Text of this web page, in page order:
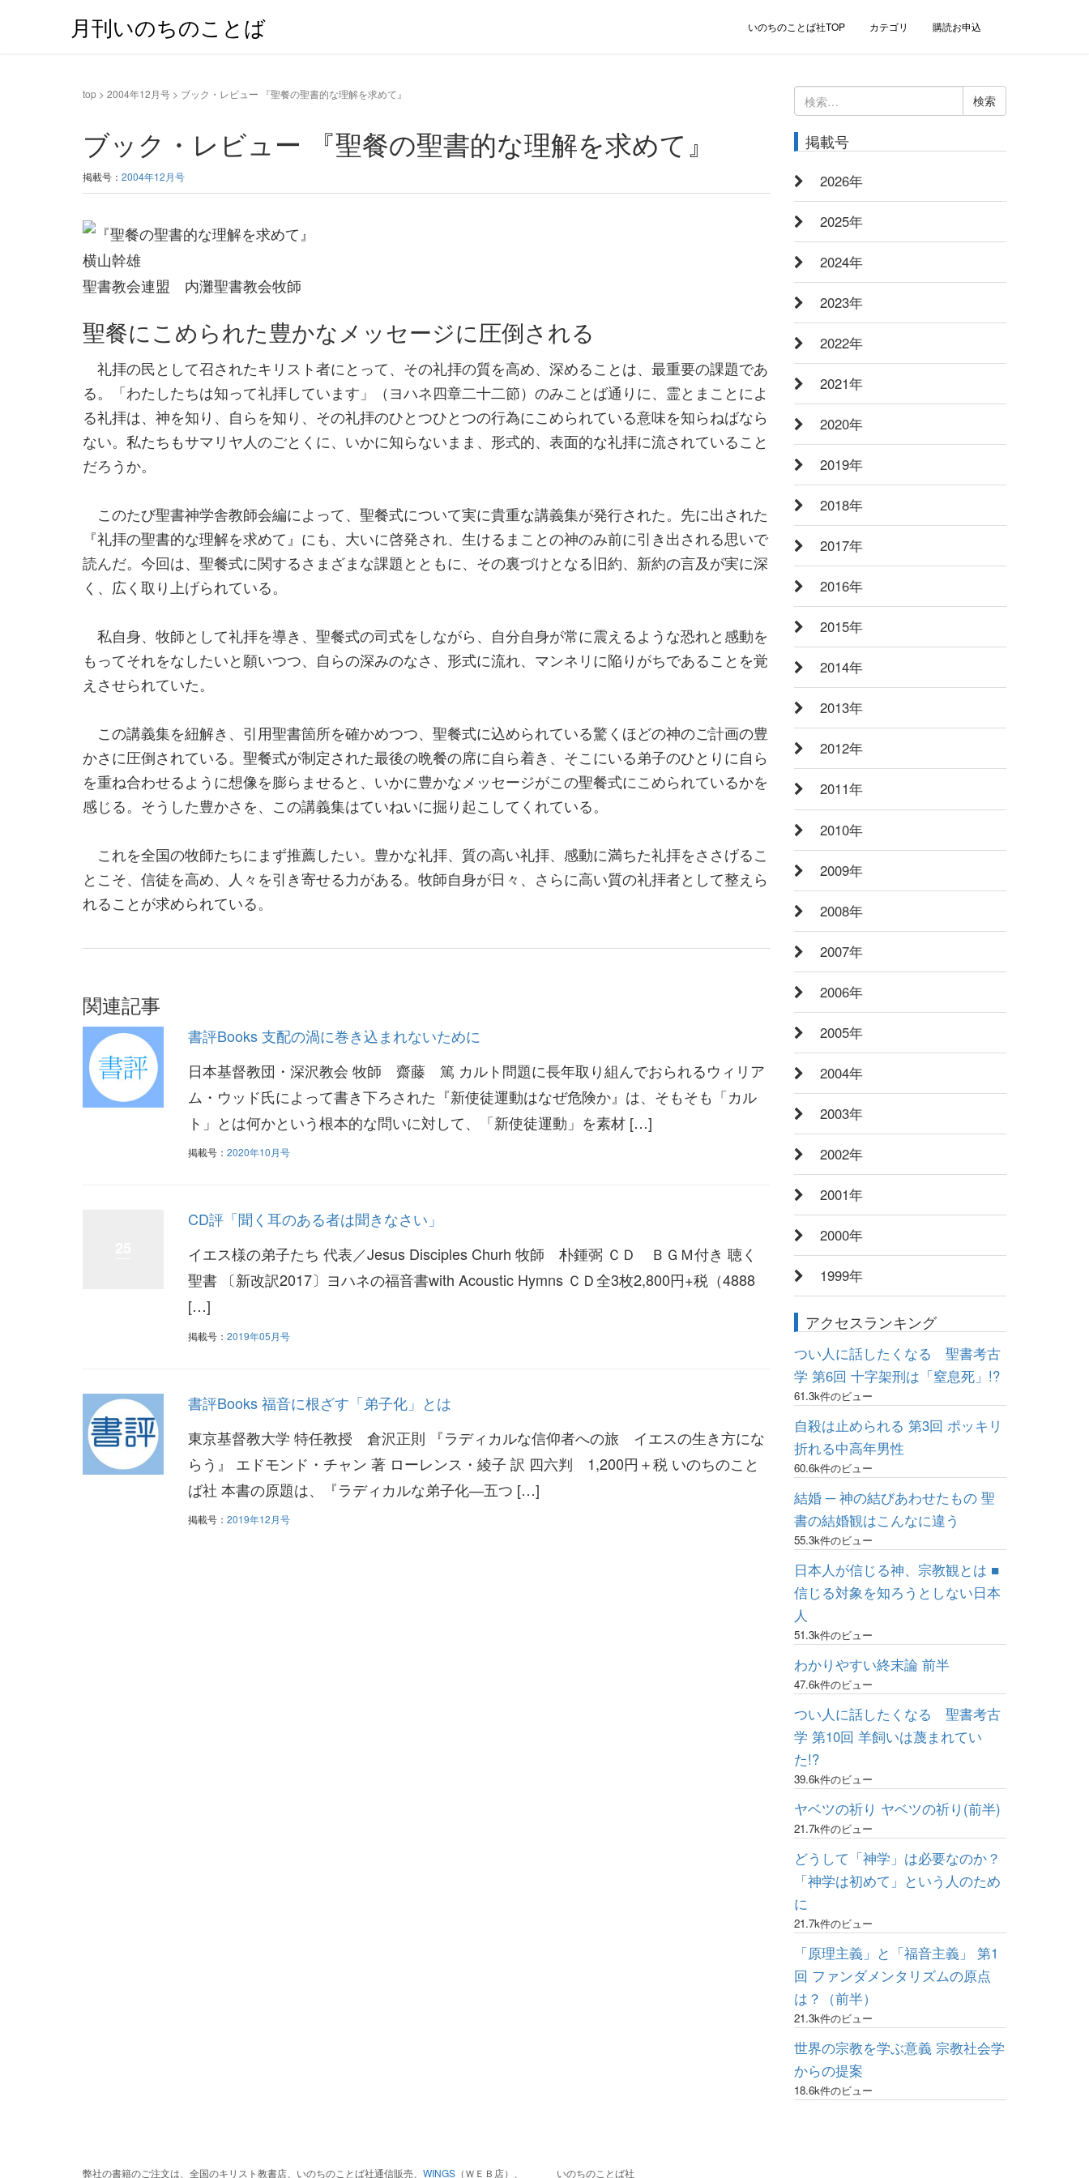
月刊いのちのことば いのちのことば社TOP カテゴリ 購読お申込
top > 2004年12月号 > ブック・レビュー 『聖餐の聖書的な理解を求めて』
ブック・レビュー 『聖餐の聖書的な理解を求めて』
掲載号： 2004年12月号
横山幹雄
聖書教会連盟 内灘聖書教会牧師
聖餐にこめられた豊かなメッセージに圧倒される
礼拝の民として召されたキリスト者にとって、その礼拝の質を高め、深めることは、最重要の課題であ
る。「わたしたちは知って礼拝しています」（ヨハネ四章二十二節）のみことば通りに、霊とまことによ
る礼拝は、神を知り、自らを知り、その礼拝のひとつひとつの行為にこめられている意味を知らねばなら
ない。私たちもサマリヤ人のごとくに、いかに知らないまま、形式的、表面的な礼拝に流されていること
だろうか。
このたび聖書神学舎教師会編によって、聖餐式について実に貴重な講義集が発行された。先に出された
『礼拝の聖書的な理解を求めて』にも、大いに啓発され、生けるまことの神のみ前に引き出される思いで
読んだ。今回は、聖餐式に関するさまざまな課題とともに、その裏づけとなる旧約、新約の言及が実に深
く、広く取り上げられている。
私自身、牧師として礼拝を導き、聖餐式の司式をしながら、自分自身が常に震えるような恐れと感動を
もってそれをなしたいと願いつつ、自らの深みのなさ、形式に流れ、マンネリに陥りがちであることを覚
えさせられていた。
この講義集を紐解き、引用聖書箇所を確かめつつ、聖餐式に込められている驚くほどの神のご計画の豊
かさに圧倒されている。聖餐式が制定された最後の晩餐の席に自ら着き、そこにいる弟子のひとりに自ら
を重ね合わせるように想像を膨らませると、いかに豊かなメッセージがこの聖餐式にこめられているかを
感じる。そうした豊かさを、この講義集はていねいに掘り起こしてくれている。
これを全国の牧師たちにまず推薦したい。豊かな礼拝、質の高い礼拝、感動に満ちた礼拝をささげるこ
とこそ、信徒を高め、人々を引き寄せる力がある。牧師自身が日々、さらに高い質の礼拝者として整えら
れることが求められている。
関連記事
書評Books 支配の渦に巻き込まれないために
日本基督教団・深沢教会 牧師 齋藤 篤 カルト問題に長年取り組んでおられるウィリア
ム・ウッド氏によって書き下ろされた『新使徒運動はなぜ危険か』は、そもそも「カル
ト」とは何かという根本的な問いに対して、「新使徒運動」を素材 […]
掲載号： 2020年10月号
CD評「聞く耳のある者は聞きなさい」
イエス様の弟子たち 代表／Jesus Disciples Churh 牧師 朴鍾弼 ＣＤ ＢＧＭ付き 聴く
聖書 〔新改訳2017〕ヨハネの福音書with Acoustic Hymns ＣＤ全3枚2,800円+税（4888
[…]
掲載号： 2019年05月号
書評Books 福音に根ざす「弟子化」とは
東京基督教大学 特任教授 倉沢正則 『ラディカルな信仰者への旅 イエスの生き方にな
らう』 エドモンド・チャン 著 ローレンス・綾子 訳 四六判 1,200円＋税 いのちのこと
ば社 本書の原題は、『ラディカルな弟子化―五つ […]
掲載号： 2019年12月号
検
索:
掲載号
2026年
2025年
2024年
2023年
2022年
2021年
2020年
2019年
2018年
2017年
2016年
2015年
2014年
2013年
2012年
2011年
2010年
2009年
2008年
2007年
2006年
2005年
2004年
2003年
2002年
2001年
2000年
1999年
アクセスランキング
つい人に話したくなる 聖書考古
学 第6回 十字架刑は「窒息死」!?
61.3k件のビュー
自殺は止められる 第3回 ポッキリ
折れる中高年男性
60.6k件のビュー
結婚 ─ 神の結びあわせたもの 聖
書の結婚観はこんなに違う
55.3k件のビュー
日本人が信じる神、宗教観とは ■
信じる対象を知ろうとしない日本
人
51.3k件のビュー
わかりやすい終末論 前半
47.6k件のビュー
つい人に話したくなる 聖書考古
学 第10回 羊飼いは蔑まれてい
た!?
39.6k件のビュー
ヤベツの祈り ヤベツの祈り(前半)
21.7k件のビュー
どうして「神学」は必要なのか？
「神学は初めて」という人のため
に
21.7k件のビュー
「原理主義」と「福音主義」 第1
回 ファンダメンタリズムの原点
は？（前半）
21.3k件のビュー
世界の宗教を学ぶ意義 宗教社会学
からの提案
18.6k件のビュー
弊社の書籍のご注文は、全国のキリスト教書店、いのちのことば社通信販売、 WINGS （ＷＥＢ店）、 いのちのことば社